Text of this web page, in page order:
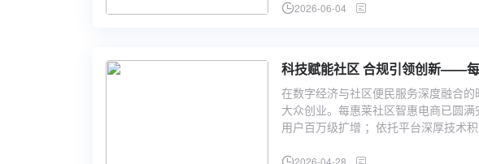
2026-06-04
科技赋能社区 合规引领
在数字经济与社区便民服务深度融合
大众创业。每惠莱社区智惠电商已圆
用户百万级扩增 ；依托平台深厚技术